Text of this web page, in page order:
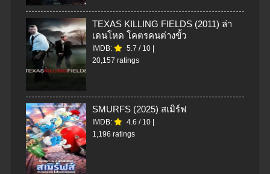
TEXAS KILLING FIELDS (2011) ล่า
เดนโหด โคตรคนต่างขั้ว
IMDB: 5.7 / 10 |
20,157 ratings
SMURFS (2025) สเมิร์ฟ
IMDB: 4.6 / 10 |
1,196 ratings